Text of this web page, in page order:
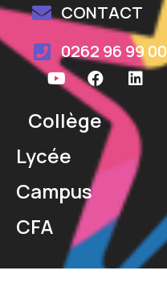
CONTACT
0262 96 99 00
Collège
Lycée
Campus
CFA